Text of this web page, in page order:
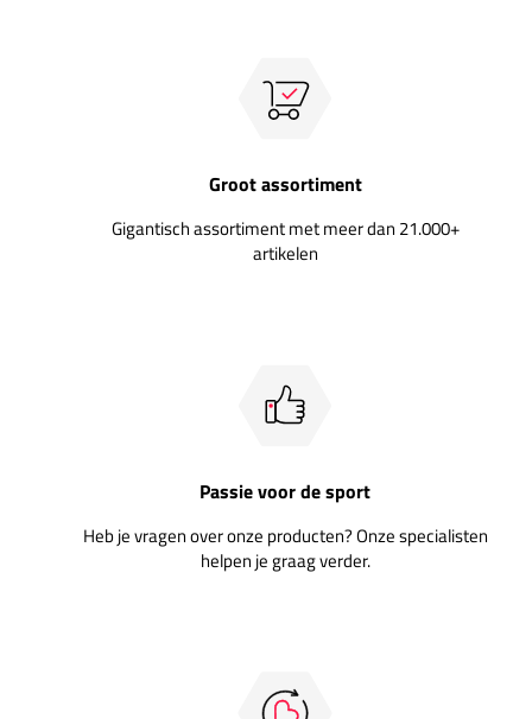
Groot assortiment
Gigantisch assortiment met meer dan 21.000+
artikelen
Passie voor de sport
Heb je vragen over onze producten? Onze specialisten
helpen je graag verder.